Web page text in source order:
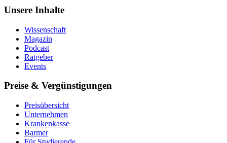
Unsere Inhalte
Wissenschaft
Magazin
Podcast
Ratgeber
Events
Preise & Vergünstigungen
Preisübersicht
Unternehmen
Krankenkasse
Barmer